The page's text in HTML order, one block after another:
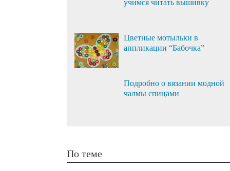
учимся читать вышивку
Цветные мотыльки в
аппликации “Бабочка”
Подробно о вязании модной
чалмы спицами
По теме